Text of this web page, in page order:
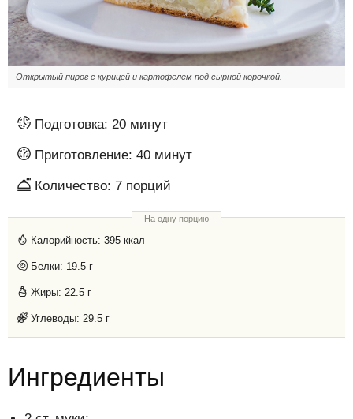
Открытый пирог с курицей и картофелем под сырной корочкой.
Подготовка: 20 минут
Приготовление: 40 минут
Количество: 7 порций
На одну порцию
Калорийность: 395 ккал
Белки: 19.5 г
Жиры: 22.5 г
Углеводы: 29.5 г
Ингредиенты